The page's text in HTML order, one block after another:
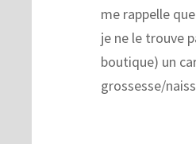
me rappelle
je ne le trouve
boutique) un
grossesse/